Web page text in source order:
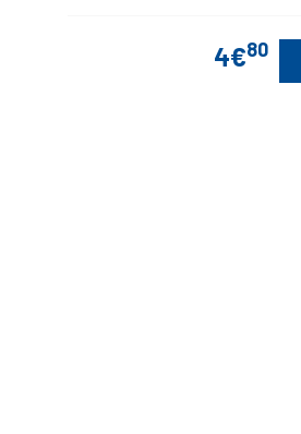
4€80